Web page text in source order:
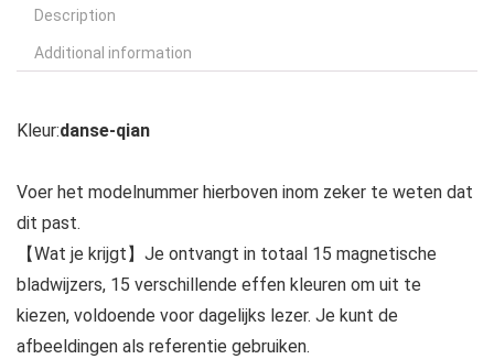
Description
Additional information
Kleur:danse-qian
Voer het modelnummer hierboven inom zeker te weten dat
dit past.
【Wat je krijgt】Je ontvangt in totaal 15 magnetische
bladwijzers, 15 verschillende effen kleuren om uit te
kiezen, voldoende voor dagelijks lezer. Je kunt de
afbeeldingen als referentie gebruiken.